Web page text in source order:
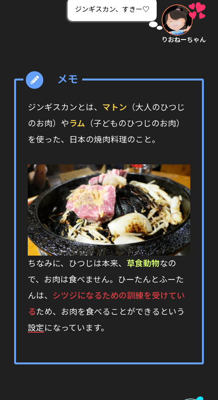
ジンギスカン、すきー♡
りおねーちゃん
ジンギスカンとは、 マトン （大人のひつじ
のお肉）やラム （子どものひつじのお肉）
を使った、日本の焼肉料理のこと。
ちなみに、ひつじは本来、 草食動物なの
で、お肉は食べません。ひーたんとふーた
んは、 シツジになるための訓練を受けてい
るため、お肉を食べることができるという
設定 になっています。